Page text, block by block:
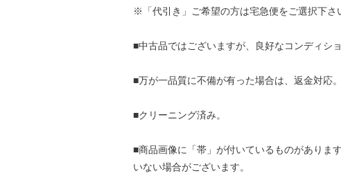
※「代引き」ご希望の方は宅急便をご選択下さ
■中古品ではございますが、良好なコンディショ
■万が一品質に不備が有った場合は、返金対応。
■クリーニング済み。
■商品画像に「帯」が付いているものがありま
いない場合がございます。